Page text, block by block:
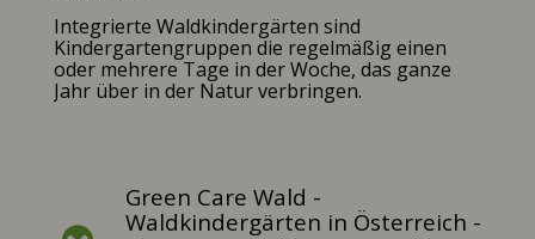
Integrierte Waldkindergärten sind
Kindergartengruppen die regelmäßig einen
oder mehrere Tage in der Woche, das ganze
Jahr über in der Natur verbringen.
Green Care Wald -
Waldkindergärten in Österreich -